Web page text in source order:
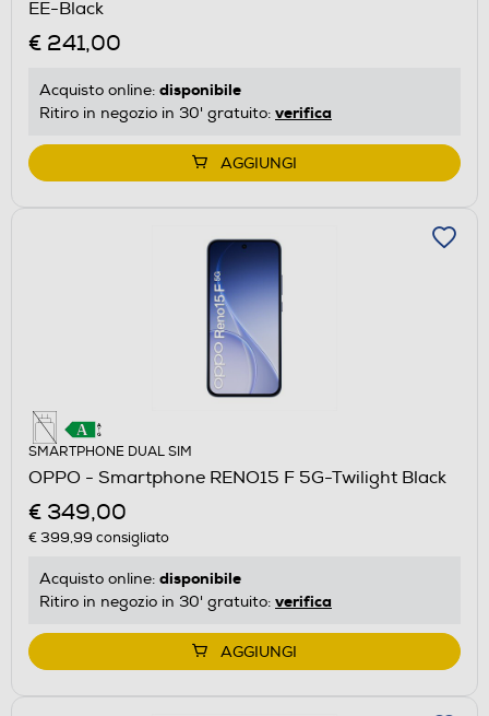
EE-Black
€ 241,00
Acquisto online: disponibile
Ritiro in negozio in 30' gratuito: verifica
AGGIUNGI
SMARTPHONE DUAL SIM
OPPO - Smartphone RENO15 F 5G-Twilight Black
€ 349,00
€ 399,99 consigliato
Acquisto online: disponibile
Ritiro in negozio in 30' gratuito: verifica
AGGIUNGI